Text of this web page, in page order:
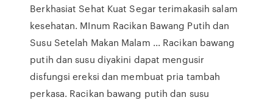
Berkhasiat Sehat Kuat Segar terimakasih salam
kesehatan. MInum Racikan Bawang Putih dan
Susu Setelah Makan Malam ... Racikan bawang
putih dan susu diyakini dapat mengusir
disfungsi ereksi dan membuat pria tambah
perkasa. Racikan bawang putih dan susu